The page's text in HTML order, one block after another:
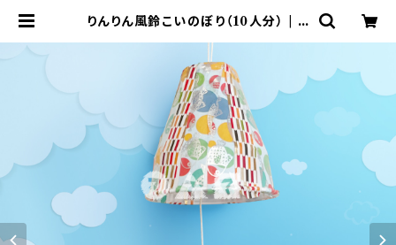
りんりん風鈴こいのぼり（10人分） | て